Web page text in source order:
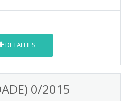
DETALHES
0/2015